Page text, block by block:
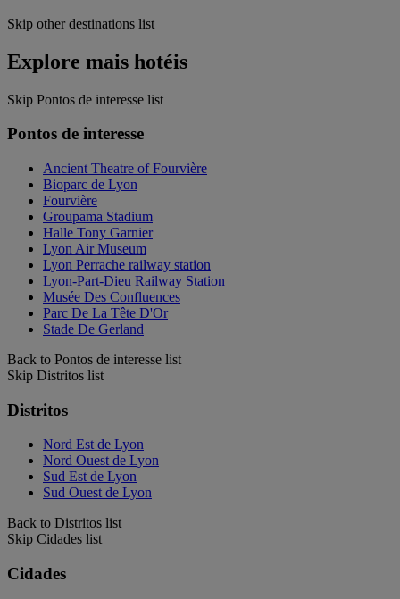
Skip other destinations list
Explore mais hotéis
Skip Pontos de interesse list
Pontos de interesse
Ancient Theatre of Fourvière
Bioparc de Lyon
Fourvière
Groupama Stadium
Halle Tony Garnier
Lyon Air Museum
Lyon Perrache railway station
Lyon-Part-Dieu Railway Station
Musée Des Confluences
Parc De La Tête D'Or
Stade De Gerland
Back to Pontos de interesse list
Skip Distritos list
Distritos
Nord Est de Lyon
Nord Ouest de Lyon
Sud Est de Lyon
Sud Ouest de Lyon
Back to Distritos list
Skip Cidades list
Cidades